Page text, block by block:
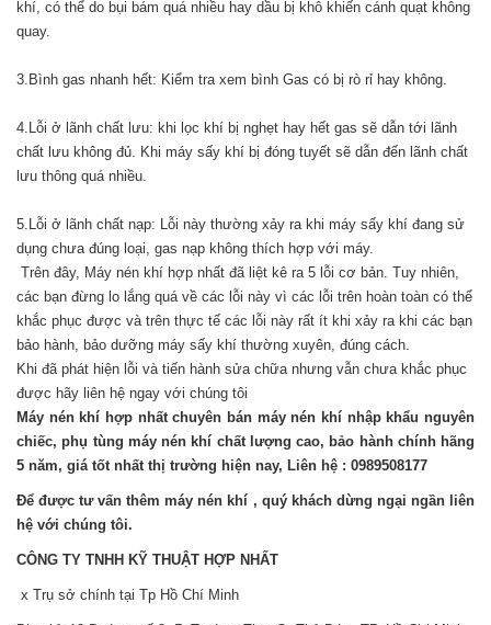
khí , có thể do bụi bám quá nhiều hay dầu bị khô khiến cánh quạt không
quay.
3.Bình gas nhanh hết: Kiểm tra xem bình Gas có bị rò rỉ hay không.
4.Lỗi ở lãnh chất lưu: khi lọc khí bị nghẹt hay hết gas sẽ dẫn tới lãnh
chất lưu không đủ. Khi máy sấy khí bị đóng tuyết sẽ dẫn đến lãnh chất
lưu thông quá nhiều.
5.Lỗi ở lãnh chất nạp: Lỗi này thường xảy ra khi máy sấy khí đang sử
dụng chưa đúng loại, gas nạp không thích hợp với máy.
Trên đây, Máy nén khí hợp nhất đã liệt kê ra 5 lỗi cơ bản. Tuy nhiên,
các bạn đừng lo lắng quá về các lỗi này vì các lỗi trên hoàn toàn có thể
khắc phục được và trên thực tế các lỗi này rất ít khi xảy ra khi các bạn
bảo hành, bảo dưỡng máy sấy khí thường xuyên, đúng cách.
Khi đã phát hiện lỗi và tiến hành sửa chữa nhưng vẫn chưa khắc phục
được hãy liên hệ ngay với chúng tôi
Máy nén khí hợp nhất chuyên bán máy nén khí nhập khẩu nguyên
chiếc, phụ tùng máy nén khí chất lượng cao, bảo hành chính hãng
5 năm, giá tốt nhất thị trường hiện nay, Liên hệ : 0989508177
Để được tư vấn thêm máy nén khí , quý khách dừng ngại ngần liên
hệ với chúng tôi.
CÔNG TY TNHH KỸ THUẬT HỢP NHẤT
x Trụ sở chính tại Tp Hồ Chí Minh